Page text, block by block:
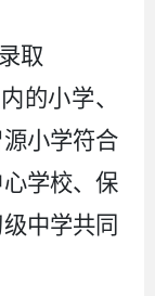
录取
的小学、
小学符合
学校、保
中学共同